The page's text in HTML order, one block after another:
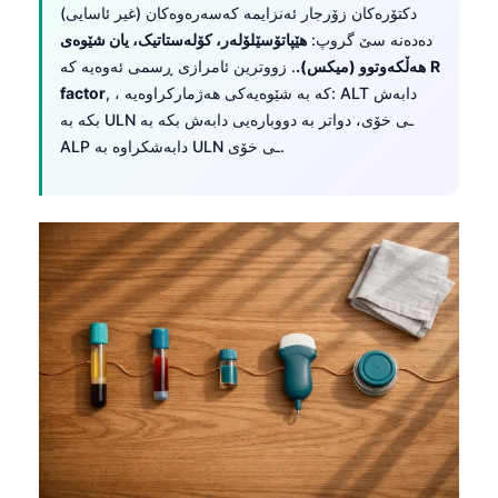
دکتۆرەکان زۆرجار ئەنزایمە کەسەرەوەکان (غیر ئاسایی)
دەدەنە سێ گروپ: هێپاتۆسێلۆلەر، کۆلەستاتیک، یان شێوەی
هەڵکەوتوو (میکس). R
factor, ، کە بە شێوەیەکی هەژمارکراوەیە: ALT دابەش
بکە بە ULN ـی خۆی، دواتر بە دووبارەیی دابەش بکە بە
ALP دابەشکراوە بە ULN ـی خۆی.
Occitan
العربية المغربية
Afrikaans
Монгол
ພາສາລາວ
Basa Jawa
Cebuano
Татар теле
Беларуская мова
Esperanto
Frysk